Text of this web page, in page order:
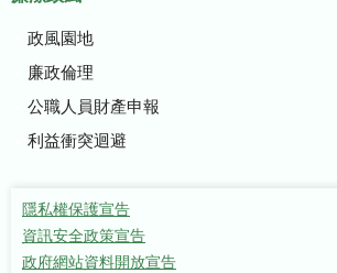
政風園地
廉政倫理
公職人員財產申報
利益衝突迴避
隱私權保護宣告
資訊安全政策宣告
政府網站資料開放宣告